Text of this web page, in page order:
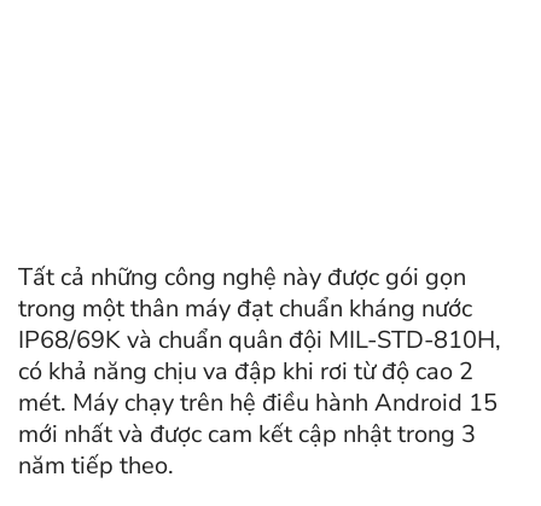
Tất cả những công nghệ này được gói gọn
trong một thân máy đạt chuẩn kháng nước
IP68/69K và chuẩn quân đội MIL-STD-810H,
có khả năng chịu va đập khi rơi từ độ cao 2
mét. Máy chạy trên hệ điều hành Android 15
mới nhất và được cam kết cập nhật trong 3
năm tiếp theo.